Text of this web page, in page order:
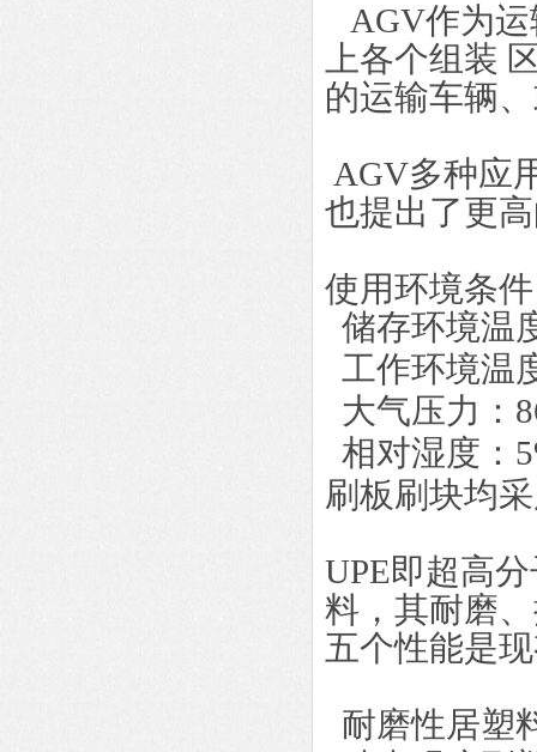
AGV作为运
上各个组装
的运输车辆
AGV多种应
也提出了更
使用环境条
储存环境温
工作环境温
大气压力：
相对湿度：
刷板刷块均
UPE即超高
料，其耐磨
五个性能是
耐磨性居塑